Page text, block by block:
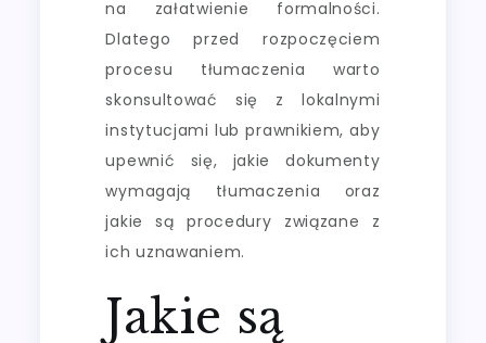
na załatwienie formalności.
Dlatego przed rozpoczęciem
procesu tłumaczenia warto
skonsultować się z lokalnymi
instytucjami lub prawnikiem, aby
upewnić się, jakie dokumenty
wymagają tłumaczenia oraz
jakie są procedury związane z
ich uznawaniem.
Jakie są